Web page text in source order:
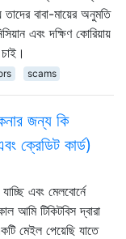
বাবা-মায়ের অনুমতি
এবং দক্ষিণ কোরিয়ায়
scams
জন্য কি
ক্রেডিট কার্ড)
এবং মেলবোর্নে
আমি টিকিটবিস দ্বারা
মেইল ​​পেয়েছি যাতে